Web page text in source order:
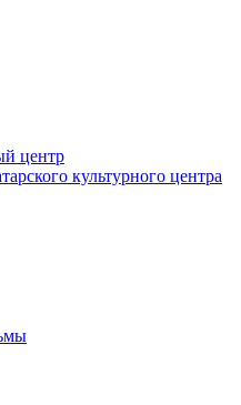
центр
культурного центра